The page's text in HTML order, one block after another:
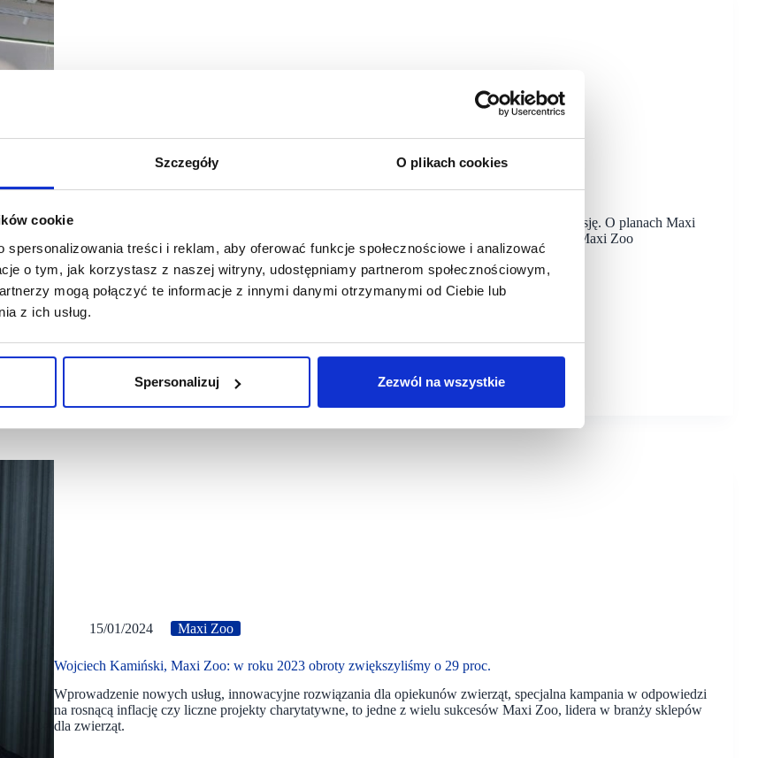
Szczegóły O plikach cookies
cookie
treści i reklam, aby oferować funkcje społecznościowe i analizować
o tym, jak korzystasz z naszej witryny, udostępniamy partnerom społecznościowym,
mogą połączyć te informacje z innymi danymi otrzymanymi od Ciebie lub
z ich usług.
Spersonalizuj Zezwól na wszystkie
Maxi Zoo
[WYWIAD] Grzegorz Kaprzyk, Maxi Zoo: Planujemy dynamiczny rozwój i nowe formaty
W minionym roku Maxi Zoo otworzyło 30 nowych sklepów. Na ten rok planuje dalszą ekspansję. O planach Maxi
Zoo rozmawiamy z Grzegorzem Kaprzykiem, Anną Tomczewską oraz Pawłem Sarniakiem z Maxi Zoo
15/01/2024 Maxi Zoo
Wojciech Kamiński, Maxi Zoo: w roku 2023 obroty zwiększyliśmy o 29 proc.
Wprowadzenie nowych usług, innowacyjne rozwiązania dla opiekunów zwierząt, specjalna kampania w odpowiedzi
na rosnącą inflację czy liczne projekty charytatywne, to jedne z wielu sukcesów Maxi Zoo, lidera w branży sklepów
dla zwierząt.